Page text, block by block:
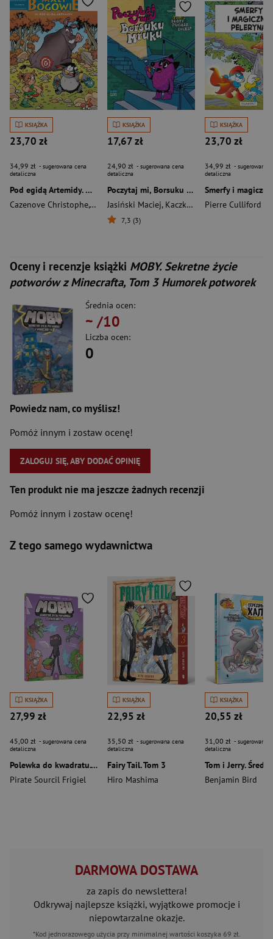
KSIĄŻKA
23,70 zł
34,99 zł - sugerowana cena
detaliczna
Pod egidą Artemidy. Mali bogowie. Tom 15
Cazenove Christophe, Larbier Philippe
KSIĄŻKA
17,67 zł
24,90 zł - sugerowana cena
detaliczna
Poczytaj mi, Borsuku Mruku. Złoty puchar znika!
Jasiński Maciej, Kaczkowski Tomasz
7,3 (3)
KSIĄŻKA
23,70 zł
34,99 zł - sugerowana
detaliczna
Pierre Culliford
Oceny i recenzje książki MOBY. Sekretne życie
potworów z Minecrafta, Tom 3 Humorek potworek
Średnia ocen:
~ /10
Liczba ocen:
0
Powiedz nam, co myślisz!
Pomóż innym i zostaw ocenę!
ZALOGUJ SIĘ, ABY DODAĆ OPINIĘ
Ten produkt nie ma jeszcze żadnych recenzji
Pomóż innym i zostaw ocenę!
Z tego samego wydawnictwa
KSIĄŻKA
27,99 zł
45,00 zł - sugerowana cena
detaliczna
Polewka do kwadratu. MOBY. Sekretne życie potworów z Minecrafta. Tom 2
Pirate Sourcil Frigiel
KSIĄŻKA
22,95 zł
35,50 zł - sugerowana cena
detaliczna
Fairy Tail. Tom 3
Hiro Mashima
KSIĄŻKA
20,55 zł
31,00 zł - sugerowana
detaliczna
Benjamin Bird
DARMOWA DOSTAWA
za zapis do newslettera!
Odkrywaj najlepsze książki, wyjątkowe promocje i
niepowtarzalne okazje.
*Kod jednorazowego użycia przy minimalnej wartości koszyka 69 zł.